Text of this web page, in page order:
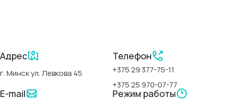
СЕРИИ
Адрес
г. Минск ул. Левкова 45
Телефон
+375 29 377-75-11
+375 25 970-07-77
E-mail Режим работы